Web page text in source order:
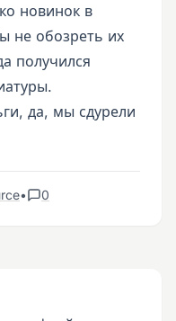
новинок в
не обозреть их
получился
да, мы сдурели
• 0